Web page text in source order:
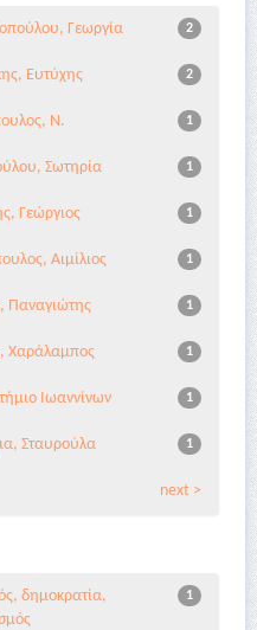
2
Γεωργία
2
Ευτύχης
1
Ν.
1
Σωτηρία
1
Γεώργιος
1
Αιμίλιος
1
Παναγιώτης
1
Χαράλαμπος
1
Ιωαννίνων
1
Σταυρούλα
next >
1
δημοκρατία,